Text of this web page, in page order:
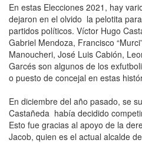
En estas Elecciones 2021, hay
dejaron en el olvido la pelotita
partidos políticos. Víctor Hugo
Gabriel Mendoza, Francisco
Manoucheri, José Luis Cabión,
Garcés son algunos de los
o puesto de concejal en estas
En diciembre del año pasado, se
Castañeda había decidido
Esto fue gracias al apoyo de la
Jacob, quien es el actual alcalde